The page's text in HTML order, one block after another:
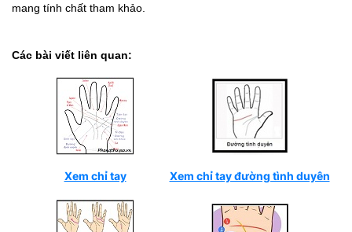
mang tính chất tham khảo.
Các bài viết liên quan:
Xem chỉ tay Xem chỉ tay đường tình duyên